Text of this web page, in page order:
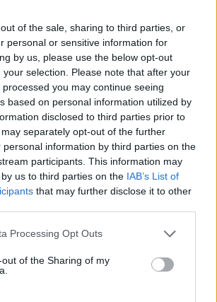
of the sale, sharing to third parties, or
personal or sensitive information for
by us, please use the below opt-out
selection. Please note that after your
you may continue seeing
based on personal information utilized by
disclosed to third parties prior to
separately opt-out of the further
personal information by third parties on the
participants. This information may
us to third parties on the IAB’s List of
that may further disclose it to other
Processing Opt Outs
of the Sharing of my
21/12/2015 - 02:00
12,5 εκατ. ευρώ στις Περιφέρειες